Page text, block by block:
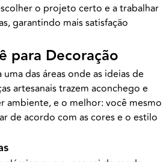
o projeto certo e a trabalhar
garantindo mais satisfação
para Decoração
das áreas onde as ideias de
artesanais trazem aconchego e
ambiente, e o melhor: você mesmo
de acordo com as cores e o estilo